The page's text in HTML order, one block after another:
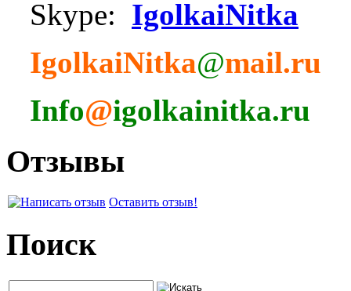
Skype: IgolkaiNitka
IgolkaiNitka@mail.ru
Info@igolkainitka.ru
Отзывы
Оставить отзыв!
Поиск